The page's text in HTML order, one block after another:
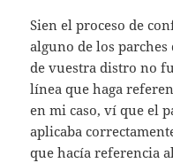
Sien el proceso de
alguno de los
de vuestra distro no
línea que haga
en mi caso, ví que el
aplicaba
que hacía referencia